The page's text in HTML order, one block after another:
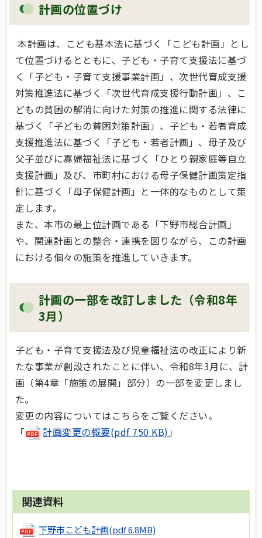
計画の位置づけ
本計画は、こども基本法に基づく「こども計画」とし
て位置づけるとともに、子ども・子育て支援法に基づ
く「子ども・子育て支援事業計画」、次世代育成支援
対策推進法に基づく「次世代育成支援行動計画」、こ
どもの貧困の解消に向けた対策の推進に関する法律に
基づく「子どもの貧困対策計画」、子ども・若者育成
支援推進法に基づく「子ども・若者計画」、母子及び
父子並びに寡婦福祉法に基づく「ひとり親家庭等自立
支援計画」及び、市町村における母子保健計画策定指
針に基づく「母子保健計画」と一体的なものとして策
定します。
また、本市の最上位計画である「下野市総合計画」
や、関連計画との整合・連携を図りながら、この計画
における個々の施策を推進していきます。
計画の一部を改訂しました（令和8年
3月）
子ども・子育て支援法及び児童福祉法の改正により新
たな事業が創設されたことに伴い、令和8年3月に、計
画（第4章「施策の展開」部分）の一部を変更しまし
た。
変更の内容についてはこちらをご覧ください。
「
計画変更の概要(pdf 750 KB) 」
関連資料
下野市こども計画(pdf 6.8MB)